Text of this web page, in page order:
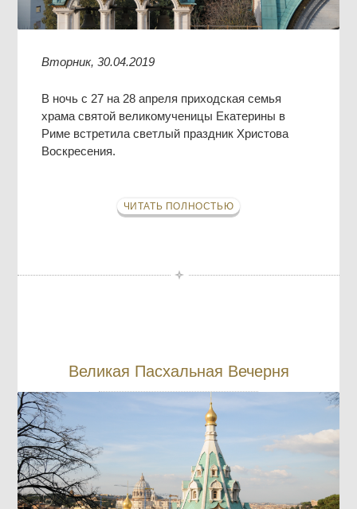
Вторник, 30.04.2019
В ночь с 27 на 28 апреля приходская семья
храма святой великомученицы Екатерины в
Риме встретила светлый праздник Христова
Воскресения.
ЧИТАТЬ ПОЛНОСТЬЮ
Великая Пасхальная Вечерня